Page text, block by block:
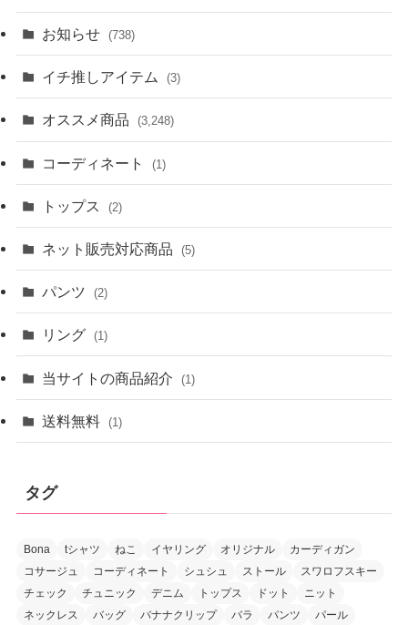
お知らせ (738)
イチ推しアイテム (3)
オススメ商品 (3,248)
コーディネート (1)
トップス (2)
ネット販売対応商品 (5)
パンツ (2)
リング (1)
当サイトの商品紹介 (1)
送料無料 (1)
タグ
Bona tシャツ ねこ イヤリング オリジナル
カーディガン
コサージュ
コーディネート シュシュ ストール
スワロフスキー
チェック
チュニック デニム トップス ドット
ニット
ネックレス
バッグ バナナクリップ バラ パンツ パール